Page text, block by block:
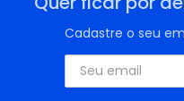
Cadastre o seu